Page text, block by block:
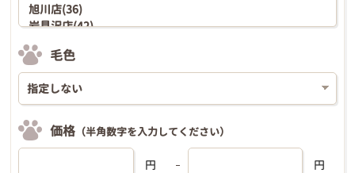
毛色
価格 （半角数字を入力してください）
円 円